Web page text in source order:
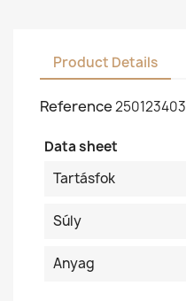
Product Details
Reference250123403
Data sheet
Tartásfok
Súly
Anyag